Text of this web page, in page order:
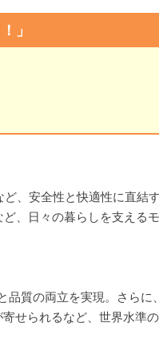
」
、安全性と快適性に直結
、日々の暮らしを支える
品質の両立を実現。さらに
せられるなど、世界水準の